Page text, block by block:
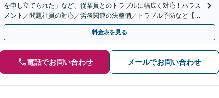
を申し立てられた」など、従業員とのトラブルに幅広く対応！ハラス
メント／問題社員の対応／労務関連の法整備／トラブル予防など【ト
ラブル予防のための顧問弁護士】【休日・夜間面談可】
料金表を見る
電話でお問い合わせ メールでお問い合わせ